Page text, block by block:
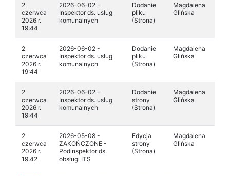
2
czerwca
2026 r.
19:44
2026-06-02 -
Inspektor ds. usług
komunalnych
Dodanie
pliku
(Strona)
Magdalena
Glińska
2
czerwca
2026 r.
19:44
2026-06-02 -
Inspektor ds. usług
komunalnych
Dodanie
pliku
(Strona)
Magdalena
Glińska
2
czerwca
2026 r.
19:44
2026-06-02 -
Inspektor ds. usług
komunalnych
Dodanie
strony
(Strona)
Magdalena
Glińska
2
czerwca
2026 r.
19:42
2026-05-08 -
ZAKOŃCZONE -
Podinspektor ds.
obsługi ITS
Edycja
strony
(Strona)
Magdalena
Glińska